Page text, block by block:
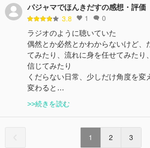
パジャマでほんきだすの感想・評価
3.8 1 0
ラジオのように聴いていた
偶然とか必然とかわからないけど、
てみたり、流れに身を任せてみたり
信じてみたり
くだらない日常、少しだけ角度を変
変わると…
>>続きを読む
1 2 3